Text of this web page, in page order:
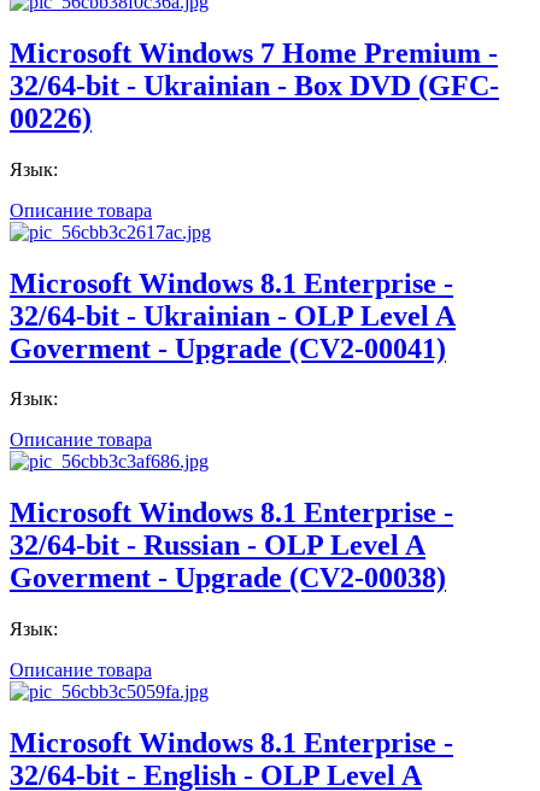
Microsoft Windows 7 Home Premium -
32/64-bit - Ukrainian - Box DVD (GFC-
00226)
Язык:
Описание товара
Microsoft Windows 8.1 Enterprise -
32/64-bit - Ukrainian - OLP Level A
Goverment - Upgrade (CV2-00041)
Язык:
Описание товара
Microsoft Windows 8.1 Enterprise -
32/64-bit - Russian - OLP Level A
Goverment - Upgrade (CV2-00038)
Язык:
Описание товара
Microsoft Windows 8.1 Enterprise -
32/64-bit - English - OLP Level A